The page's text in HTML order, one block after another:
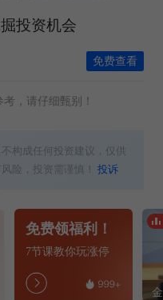
投资机会
免费查看
，请仔细甄别！
构成任何投资建议，仅供
险，投资需谨慎！投诉
免费领福利！
7节课教你玩涨停